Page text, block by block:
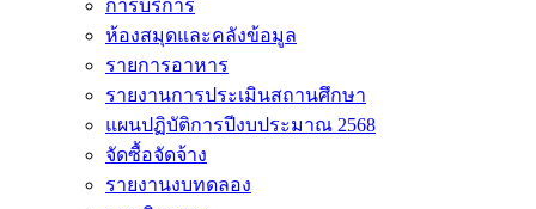
การบริการ
ห้องสมุดและคลังข้อมูล
รายการอาหาร
รายงานการประเมินสถานศึกษา
แผนปฏิบัติการปีงบประมาณ 2568
จัดซื้อจัดจ้าง
รายงานงบทดลอง